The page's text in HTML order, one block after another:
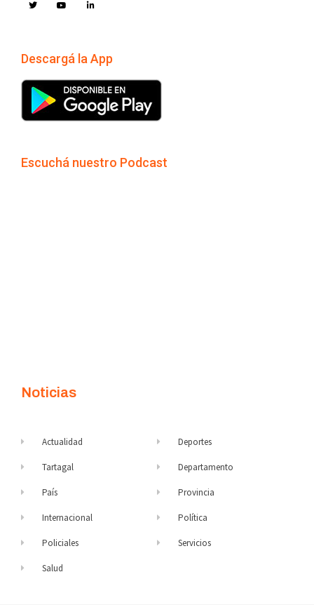
Descargá la App
Escuchá nuestro Podcast
Noticias
Actualidad
Tartagal
País
Internacional
Policiales
Salud
Deportes
Departamento
Provincia
Política
Servicios